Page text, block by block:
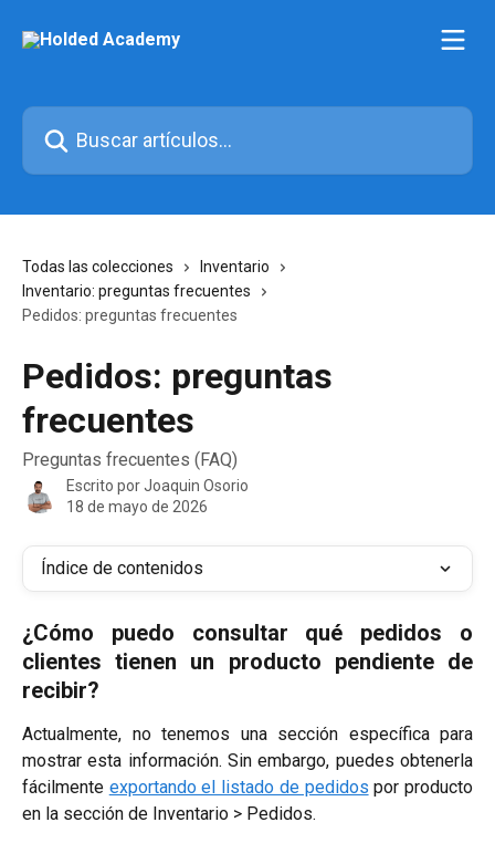
Buscar artículos...
Todas las colecciones
Inventario
Inventario: preguntas frecuentes
Pedidos: preguntas frecuentes
Pedidos: preguntas
frecuentes
Preguntas frecuentes (FAQ)
Escrito porJoaquin Osorio
18 de mayo de 2026
Índice de contenidos
¿Cómo puedo consultar qué pedidos o
clientes tienen un producto pendiente de
recibir?
Actualmente, no tenemos una sección específica para
mostrar esta información. Sin embargo, puedes obtenerla
fácilmente exportando el listado de pedidos por producto
en la sección de Inventario > Pedidos.